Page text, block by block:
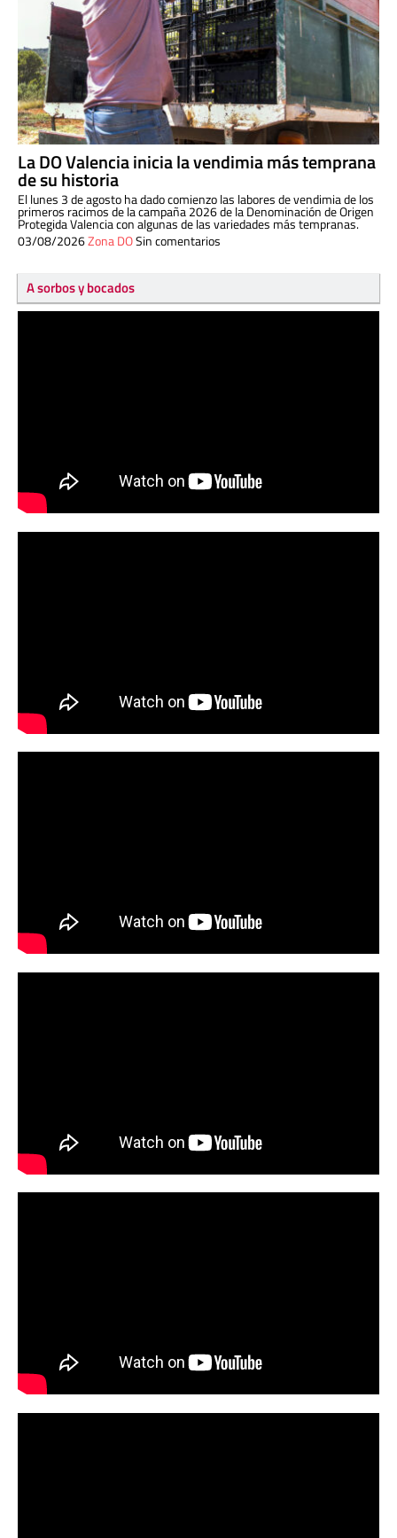
La DO Valencia inicia la vendimia más temprana
de su historia
El lunes 3 de agosto ha dado comienzo las labores de vendimia de los
primeros racimos de la campaña 2026 de la Denominación de Origen
Protegida Valencia con algunas de las variedades más tempranas.
03/08/2026Zona DOSin comentarios
A sorbos y bocados